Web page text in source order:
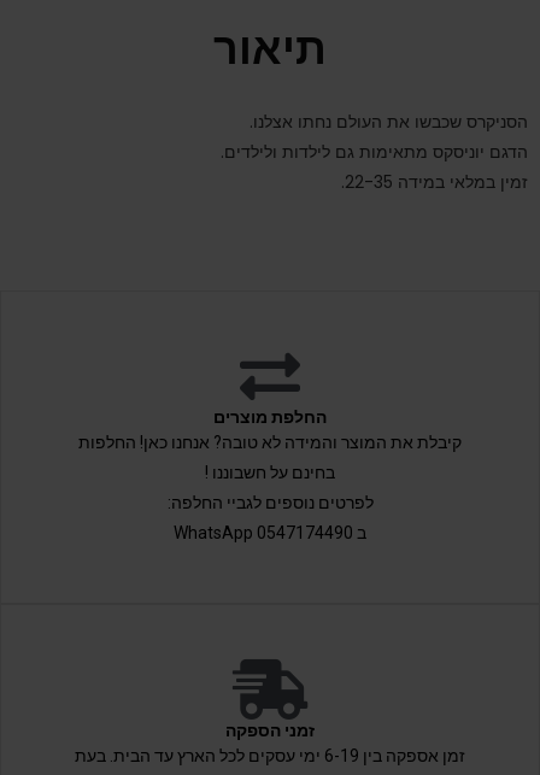
תיאור
הסניקרס שכבשו את העולם נחתו אצלנו.
הדגם יוניסקס מתאימות גם לילדות ולילדים.
זמין במלאי במידה 22-35.
החלפת מוצרים
קיבלת את המוצר והמידה לא טובה? אנחנו כאן! החלפות
בחינם על חשבוננו !
לפרטים נוספים לגביי החלפה:
ב 0547174490 WhatsApp
זמני הספקה
זמן אספקה בין 6-19 ימי עסקים לכל הארץ עד הבית. בעת